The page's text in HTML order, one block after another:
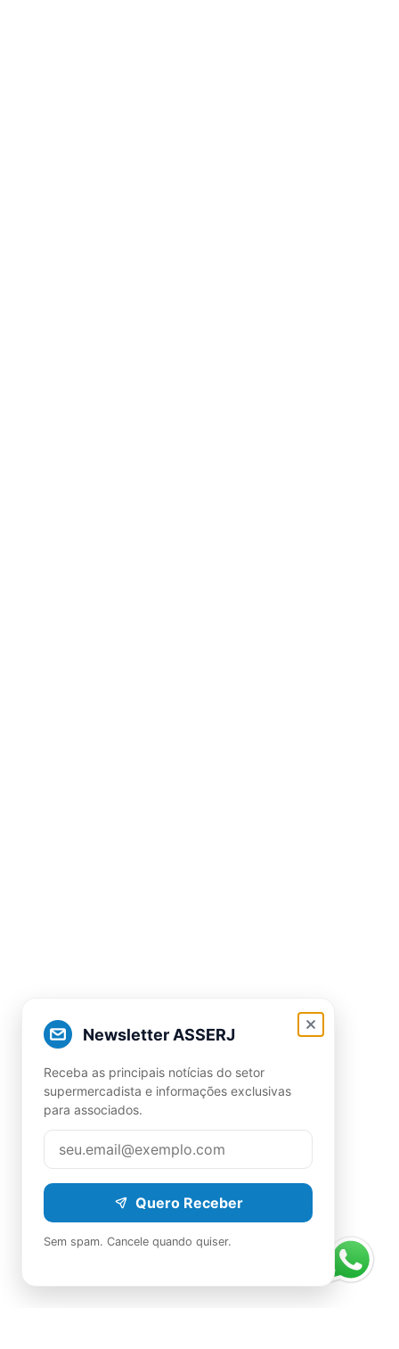
Newsletter ASSERJ
Receba as principais notícias do setor
supermercadista e informações exclusivas
para associados.
Quero Receber
Sem spam. Cancele quando quiser.